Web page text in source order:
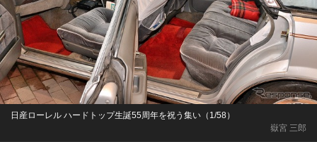
嶽宮 三郎
日産ローレル ハードトップ生誕55周年を祝う集い（1/58）